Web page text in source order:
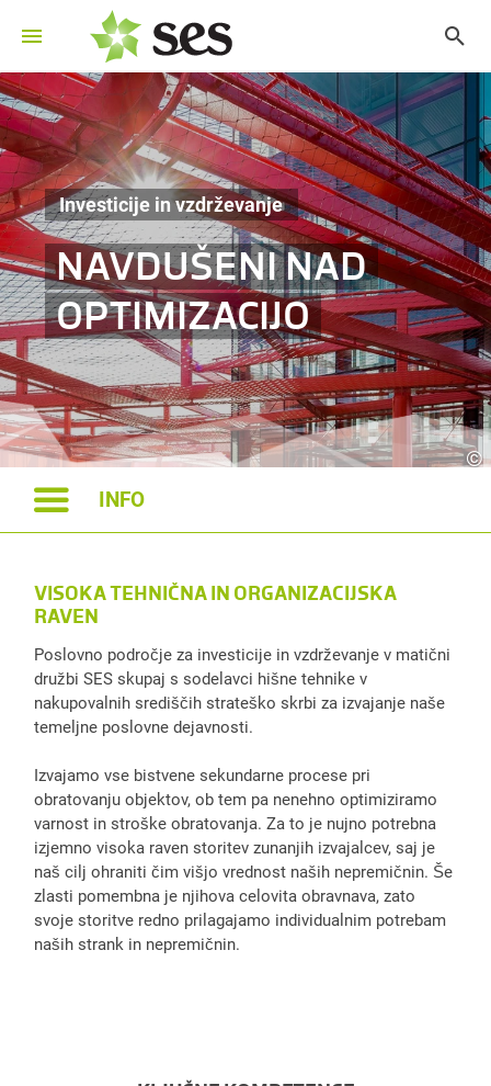
Investicije in vzdrževanje
NAVDUŠENI NAD
OPTIMIZACIJO
©
INFO
VISOKA TEHNIČNA IN ORGANIZACIJSKA
RAVEN
Poslovno področje za investicije in vzdrževanje v matični
družbi SES skupaj s sodelavci hišne tehnike v
nakupovalnih središčih strateško skrbi za izvajanje naše
temeljne poslovne dejavnosti.
Izvajamo vse bistvene sekundarne procese pri
obratovanju objektov, ob tem pa nenehno optimiziramo
varnost in stroške obratovanja. Za to je nujno potrebna
izjemno visoka raven storitev zunanjih izvajalcev, saj je
naš cilj ohraniti čim višjo vrednost naših nepremičnin. Še
zlasti pomembna je njihova celovita obravnava, zato
svoje storitve redno prilagajamo individualnim potrebam
naših strank in nepremičnin.